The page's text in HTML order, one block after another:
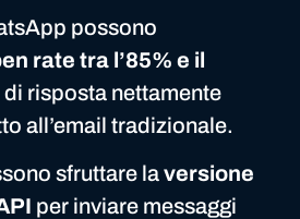
possono
rate tra l’85% e il
di risposta nettamente
all’email tradizionale.
sfruttare laversione
per inviare messaggi